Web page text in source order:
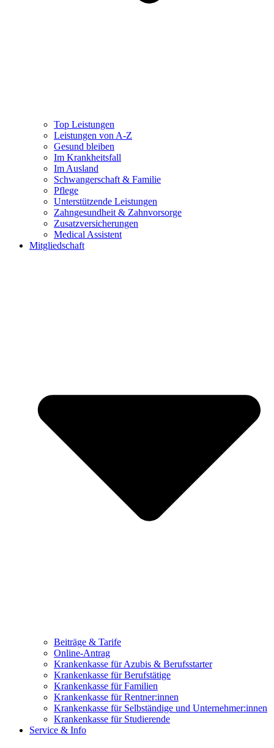
Top Leistungen
Leistungen von A-Z
Gesund bleiben
Im Krankheitsfall
Im Ausland
Schwangerschaft & Familie
Pflege
Unterstützende Leistungen
Zahngesundheit & Zahnvorsorge
Zusatzversicherungen
Medical Assistent
Mitgliedschaft
Beiträge & Tarife
Online-Antrag
Krankenkasse für Azubis & Berufsstarter
Krankenkasse für Berufstätige
Krankenkasse für Familien
Krankenkasse für Rentner:innen
Krankenkasse für Selbständige und Unternehmer:innen
Krankenkasse für Studierende
Service & Info